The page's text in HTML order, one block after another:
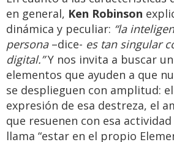
en general, Ken Robinson
dinámica y peculiar: “la
persona –dice- es tan singular
digital.”Y nos invita a buscar
elementos que ayuden a que
se desplieguen con amplitud:
expresión de esa destreza, el
que resuenen con esa
llama “estar en el propio